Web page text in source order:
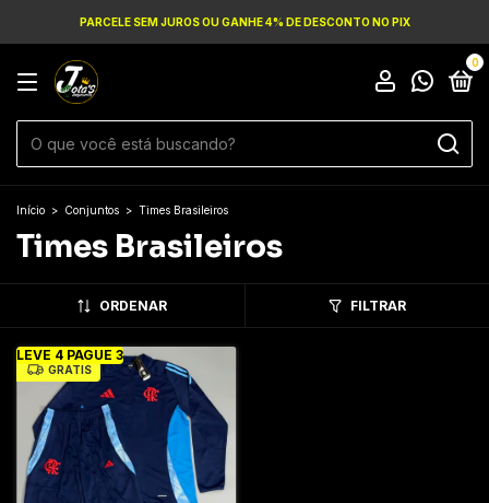
PARCELE SEM JUROS OU GANHE 4% DE DESCONTO NO PIX
0
Início > Conjuntos > Times Brasileiros
Times Brasileiros
ORDENAR FILTRAR
LEVE 4 PAGUE 3
GRÁTIS